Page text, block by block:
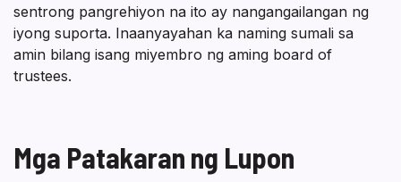
sentrong pangrehiyon na ito ay nangangailangan ng
iyong suporta. Inaanyayahan ka naming sumali sa
amin bilang isang miyembro ng aming board of
trustees.
Mga Patakaran ng Lupon